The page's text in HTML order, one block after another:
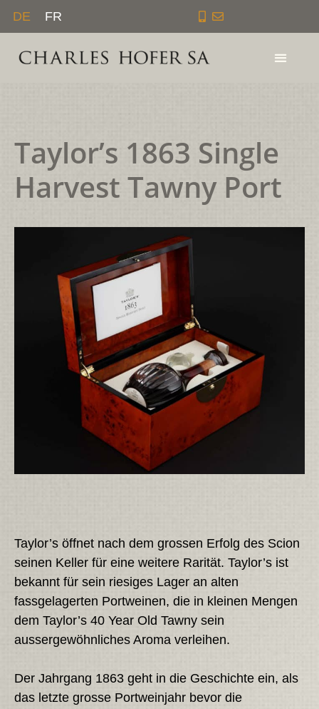
Zum
springen
DE FR
Taylor’s 1863 Single
Harvest Tawny Port
Taylor’s öffnet nach dem grossen Erfolg des Scion
seinen Keller für eine weitere Rarität. Taylor’s ist
bekannt für sein riesiges Lager an alten
fassgelagerten Portweinen, die in kleinen Mengen
dem Taylor’s 40 Year Old Tawny sein
aussergewöhnliches Aroma verleihen.
Der Jahrgang 1863 geht in die Geschichte ein, als
das letzte grosse Portweinjahr bevor die